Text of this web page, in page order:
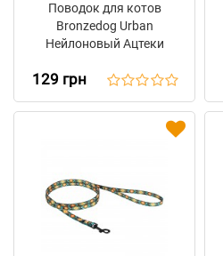
Поводок для котов
Bronzedog Urban
Нейлоновый Ацтеки
129 грн